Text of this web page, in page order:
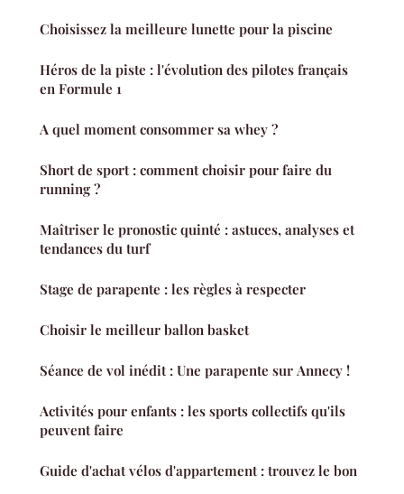
Choisissez la meilleure lunette pour la piscine
Héros de la piste : l'évolution des pilotes français
en Formule 1
A quel moment consommer sa whey ?
Short de sport : comment choisir pour faire du
running ?
Maîtriser le pronostic quinté : astuces, analyses et
tendances du turf
Stage de parapente : les règles à respecter
Choisir le meilleur ballon basket
Séance de vol inédit : Une parapente sur Annecy !
Activités pour enfants : les sports collectifs qu'ils
peuvent faire
Guide d'achat vélos d'appartement : trouvez le bon